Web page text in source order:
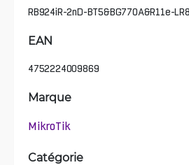
RB924iR-2nD-BT5&BG770A&R11e-
EAN
4752224009869
Marque
MikroTik
Catégorie